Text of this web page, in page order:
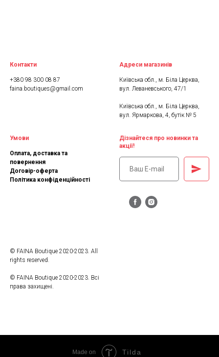
Контакти
+380 98 300 08 87
faina.boutiques@gmail.com
Адреси магазинів
Київська обл., м. Біла Церква,
вул. Леваневського, 47/1
Київська обл., м. Біла Церква,
вул. Ярмаркова, 4, бутік № 5
Умови
Оплата, доставка та
повернення
Договір-оферта
Політика конфіденційності
Дізнайтеся про новинки та
акції!
© FAINA Boutique 2020-2023. All
rights reserved.
© FAINA Boutique 2020-2023. Всі
права захищені.
Made on Tilda